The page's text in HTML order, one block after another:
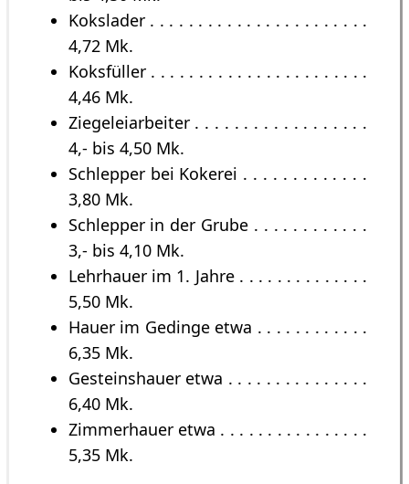
Kokslader . . . . . . . . . . . . . . . . . . . . . . .
4,72 Mk.
Koksfüller . . . . . . . . . . . . . . . . . . . . . . .
4,46 Mk.
Ziegeleiarbeiter . . . . . . . . . . . . . . . . . .
4,- bis 4,50 Mk.
Schlepper bei Kokerei . . . . . . . . . . . . .
3,80 Mk.
Schlepper in der Grube . . . . . . . . . . . .
3,- bis 4,10 Mk.
Lehrhauer im 1. Jahre . . . . . . . . . . . . . .
5,50 Mk.
Hauer im Gedinge etwa . . . . . . . . . . . .
6,35 Mk.
Gesteinshauer etwa . . . . . . . . . . . . . . .
6,40 Mk.
Zimmerhauer etwa . . . . . . . . . . . . . . . .
5,35 Mk.